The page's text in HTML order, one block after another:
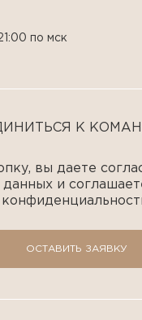
К
вы даете
и
ОСТАВИТЬ ЗАЯВКУ
по мск